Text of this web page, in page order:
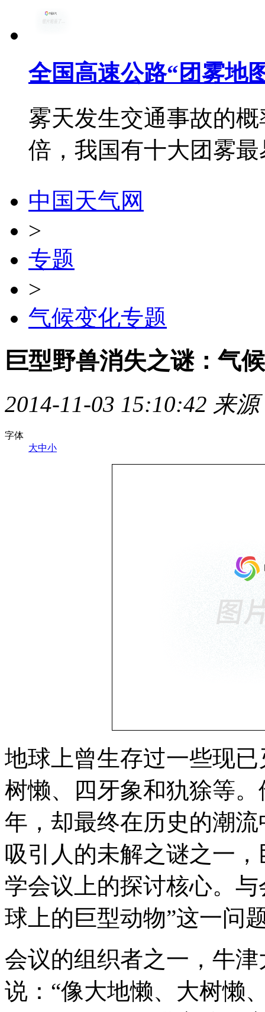
全国高速公路“团雾地
雾天发生交通事故的
倍，我国有十大团雾
中国天气网
>
专题
>
气候变化专题
巨型野兽消失之谜：气
2014-11-03 15:10:42 来
字体
大中小
地球上曾生存过一些现
树懒、四牙象和犰狳等
年，却最终在历史的潮
吸引人的未解之谜之一
学会议上的探讨核心。
球上的巨型动物”这一问
会议的组织者之一，牛
说：“像大地懒、大树懒